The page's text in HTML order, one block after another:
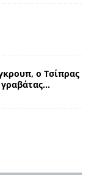
ο Τσίπρας
γραβάτας…